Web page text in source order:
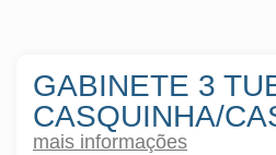
GABINETE 3
CASQUINHA/
mais informações